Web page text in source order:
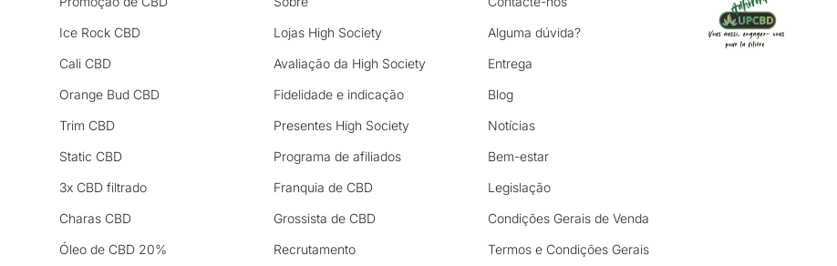
Ice Rock CBD
Cali CBD
Orange Bud CBD
Trim CBD
Static CBD
3x CBD filtrado
Charas CBD
Óleo de CBD 20%
Lojas High Society
Avaliação da High Society
Fidelidade e indicação
Presentes High Society
Programa de afiliados
Franquia de CBD
Grossista de CBD
Recrutamento
Alguma dúvida?
Entrega
Blog
Notícias
Bem-estar
Legislação
Condições Gerais de Venda
Termos e Condições Gerais